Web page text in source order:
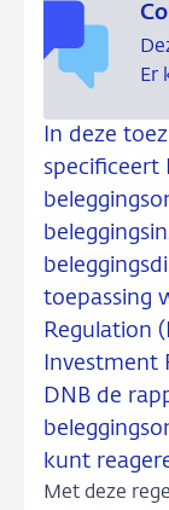
Er
In deze
specificeert
toepassing
Regulation
Investment
DNB de
kunt
Met deze